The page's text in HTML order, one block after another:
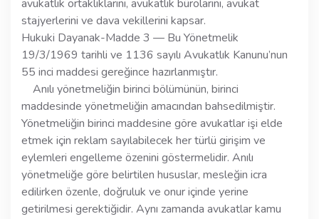
avukatlık ortaklıklarını, avukatlık bürolarını, avukat
stajyerlerini ve dava vekillerini kapsar.
Hukuki Dayanak-Madde 3 — Bu Yönetmelik
19/3/1969 tarihli ve 1136 sayılı Avukatlık Kanunu’nun
55 inci maddesi gereğince hazırlanmıştır.
Anılı yönetmeliğin birinci bölümünün, birinci
maddesinde yönetmeliğin amacından bahsedilmiştir.
Yönetmeliğin birinci maddesine göre avukatlar işi elde
etmek için reklam sayılabilecek her türlü girişim ve
eylemleri engelleme özenini göstermelidir. Anılı
yönetmeliğe göre belirtilen hususlar, mesleğin icra
edilirken özenle, doğruluk ve onur içinde yerine
getirilmesi gerektiğidir. Aynı zamanda avukatlar kamu